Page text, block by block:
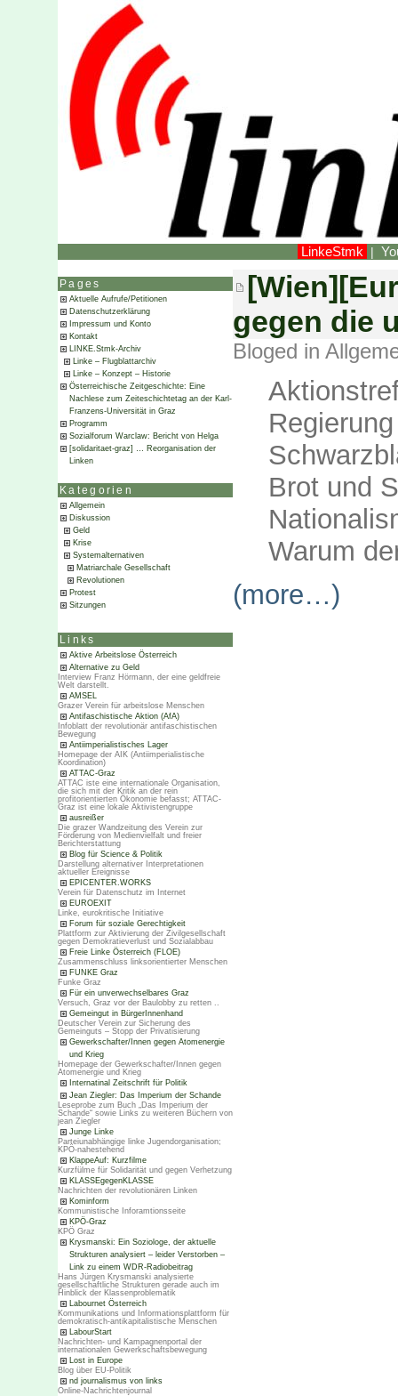
LinkeStmk |
Pages
Aktuelle Aufrufe/Petitionen
Datenschutzerklärung
Impressum und Konto
Kontakt
LINKE.Stmk-Archiv
Linke – Flugblattarchiv
Linke – Konzept – Historie
Österreichische Zeitgeschichte: Eine
Nachlese zum Zeiteschichtetag an der Karl-
Franzens-Universität in Graz
Programm
Sozialforum Warclaw: Bericht von Helga
[solidaritaet-graz] … Reorganisation der
Linken
Kategorien
Allgemein
Diskussion
Geld
Krise
Systemalternativen
Matriarchale Gesellschaft
Revolutionen
Protest
Sitzungen
Links
Aktive Arbeitslose Österreich
Alternative zu Geld
Interview Franz Hörmann, der eine geldfreie
Welt darstellt.
AMSEL
Grazer Verein für arbeitslose Menschen
Antifaschistische Aktion (AfA)
Infoblatt der revolutionär antifaschistischen
Bewegung
Antiimperialistisches Lager
Homepage der AIK (Antiimperialistische
Koordination)
ATTAC-Graz
ATTAC iste eine internationale Organisation,
die sich mit der Kritik an der rein
profitorientierten Ökonomie befasst; ATTAC-
Graz ist eine lokale Aktivistengruppe
ausreißer
Die grazer Wandzeitung des Verein zur
Förderung von Medienvielfalt und freier
Berichterstattung
Blog für Science & Politik
Darstellung alternativer Interpretationen
aktueller Ereignisse
EPICENTER.WORKS
Verein für Datenschutz im Internet
EUROEXIT
Linke, eurokritische Initiative
Forum für soziale Gerechtigkeit
Plattform zur Aktivierung der Zivilgesellschaft
gegen Demokratieverlust und Sozialabbau
Freie Linke Österreich (FLOE)
Zusammenschluss linksorientierter Menschen
FUNKE Graz
Funke Graz
Für ein unverwechselbares Graz
Versuch, Graz vor der Baulobby zu retten ..
Gemeingut in BürgerInnenhand
Deutscher Verein zur Sicherung des
Gemeinguts – Stopp der Privatisierung
Gewerkschafter/Innen gegen Atomenergie
und Krieg
Homepage der Gewerkschafter/Innen gegen
Atomenergie und Krieg
Internatinal Zeitschrift für Politik
Jean Ziegler: Das Imperium der Schande
Leseprobe zum Buch „Das Imperium der
Schande“ sowie Links zu weiteren Büchern von
jean Ziegler
Junge Linke
Parteiunabhängige linke Jugendorganisation;
KPÖ-nahestehend
KlappeAuf: Kurzfilme
Kurzfülme für Solidarität und gegen Verhetzung
KLASSEgegenKLASSE
Nachrichten der revolutionären Linken
Kominform
Kommunistische Inforamtionsseite
KPÖ-Graz
KPÖ Graz
Krysmanski: Ein Soziologe, der aktuelle
Strukturen analysiert – leider Verstorben –
Link zu einem WDR-Radiobeitrag
Hans Jürgen Krysmanski analysierte
gesellschaftliche Strukturen gerade auch im
Hinblick der Klassenproblematik
Labournet Österreich
Kommunikations und Informationsplattform für
demokratisch-antikapitalistische Menschen
LabourStart
Nachrichten- und Kampagnenportal der
internationalen Gewerkschaftsbewegung
Lost in Europe
Blog über EU-Politik
nd journalismus von links
Online-Nachrichtenjournal
gegen die
Bloged in
Brot und
Warum
(more…)